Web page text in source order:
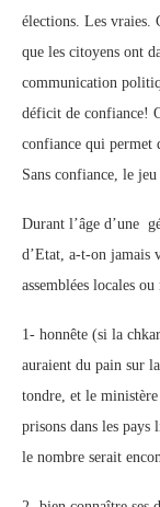
élections. Les vraies.
que les citoyens ont
communication
déficit de confiance!
confiance qui permet
Sans confiance, le
Durant l’âge d’une
d’Etat, a-t-on jamais
assemblées locales
1- honnête (si la
auraient du pain sur
tondre, et le
prisons dans les pays
le nombre serait